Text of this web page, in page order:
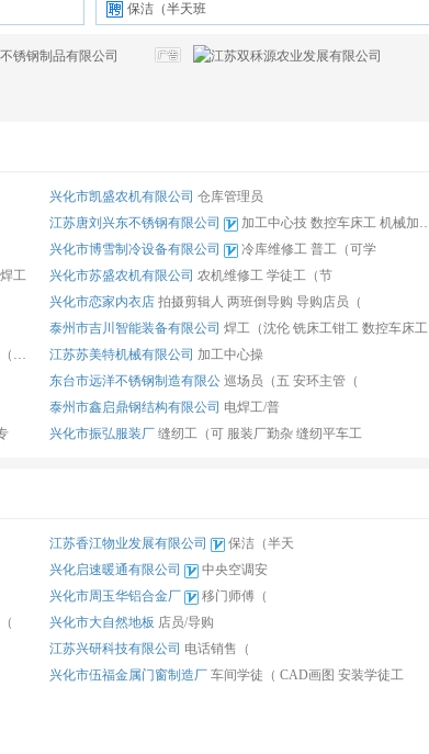
保洁（半天班
兴化市凯盛农机有限公司 仓库管理员
江苏唐刘兴东不锈钢有限公司 加工中心技 数控车床工 机械加工品
兴化市博雪制冷设备有限公司 冷库维修工 普工（可学
工 兴化市苏盛农机有限公司 农机维修工 学徒工（节
兴化市恋家内衣店 拍摄剪辑人 两班倒导购 导购店员（
泰州市吉川智能装备有限公司 焊工（沈伦 铣床工钳工 数控车床工
白 江苏苏美特机械有限公司 加工中心操
东台市远洋不锈钢制造有限公 巡场员（五 安环主管（
泰州市鑫启鼎钢结构有限公司 电焊工/普
兴化市振弘服装厂 缝纫工（可 服装厂勤杂 缝纫平车工
江苏香江物业发展有限公司
保洁（半天
兴化启速暖通有限公司
中央空调安
兴化市周玉华铝合金厂
移门师傅（
兴化市大自然地板 店员/导购
江苏兴研科技有限公司 电话销售（
兴化市伍福金属门窗制造厂 车间学徒（ CAD画图 安装学徒工